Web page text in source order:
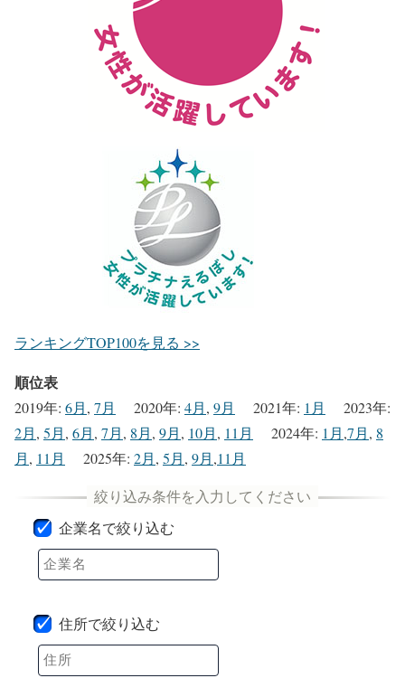
ランキングTOP100を見る >>
順位表
2019年: 6月, 7月 2020年: 4月, 9月 2021年: 1月 2023年:
2月, 5月, 6月, 7月, 8月, 9月, 10月, 11月 2024年: 1月,7月, 8
月, 11月 2025年: 2月, 5月, 9月,11月
企業名で絞り込む
住所で絞り込む